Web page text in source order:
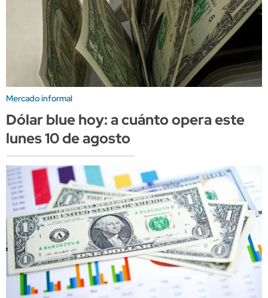
Mercado informal
Dólar blue hoy: a cuánto opera este
lunes 10 de agosto